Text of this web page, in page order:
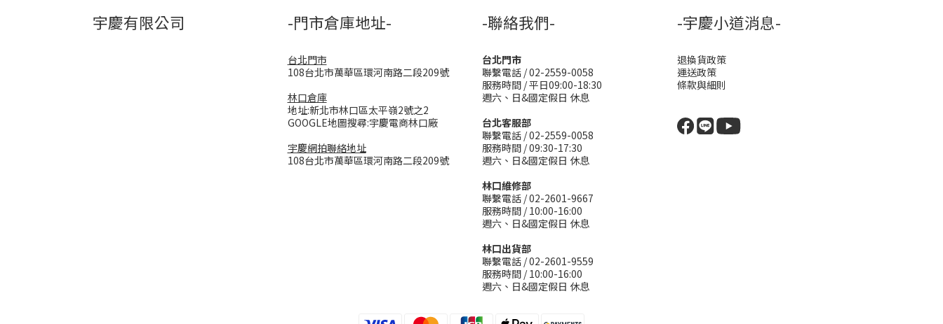
宇慶有限公司 -門市倉庫地址-
台北門市
108台北市萬華區環河南路二段209號
林口倉庫
地址:新北市林口區太平嶺2號之2
GOOGLE地圖搜尋:宇慶電商林口廠
宇慶網拍聯絡地址
108台北市萬華區環河南路二段209號
-聯絡我們-
台北門市
聯繫電話 / 02-2559-0058
服務時間 / 平日09:00-18:30
週六、日&國定假日 休息
台北客服部
聯繫電話 / 02-2559-0058
服務時間 / 09:30-17:30
週六、日&國定假日 休息
林口維修部
聯繫電話 / 02-2601-9667
服務時間 / 10:00-16:00
週六、日&國定假日 休息
林口出貨部
聯繫電話 / 02-2601-9559
服務時間 / 10:00-16:00
週六、日&國定假日 休息
-宇慶小道消息-
退換貨政策
運送政策
條款與細則